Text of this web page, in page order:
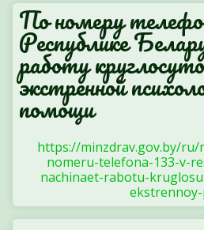
По номеру
Республике
работу
экстренной
помощи
https://minzdrav.gov.by/
nomeru-telefona-133-v-
nachinaet-rabotu-